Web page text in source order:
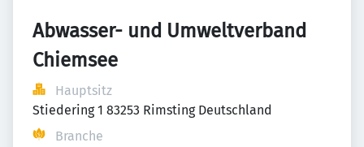
Abwasser- und Umweltverband
Chiemsee
Hauptsitz
Stiedering 1 83253 Rimsting Deutschland
Branche